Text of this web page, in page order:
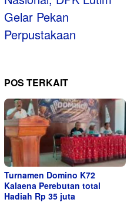
Gelar Pekan
Perpustakaan
POS TERKAIT
Turnamen Domino K72
Kalaena Perebutan total
Hadiah Rp 35 juta